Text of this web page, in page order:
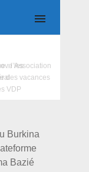
les
Burkina
Bazié